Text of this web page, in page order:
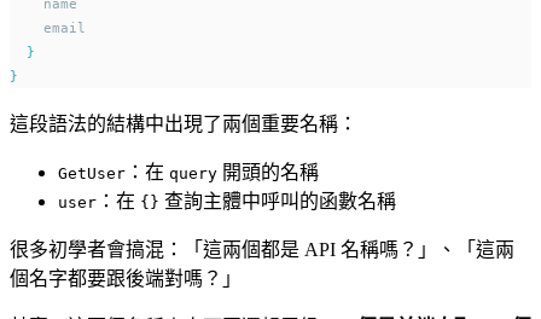
    name
    email
}
}
這段語法的結構中出現了兩個重要名稱：
GetUser ：在 query 開頭的名稱
user ：在 {} 查詢主體中呼叫的函數名稱
很多初學者會搞混：「這兩個都是 API 名稱嗎？」、「這兩
個名字都要跟後端對嗎？」